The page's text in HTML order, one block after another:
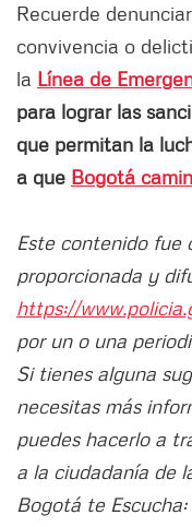
Recuerde
convivencia o
la Línea de
para lograr las
que permitan la
a que Bogotá
Este contenido fue
proporcionada y
https://
por un o una
Si tienes alguna
necesitas más
puedes hacerlo a
a la ciudadanía de
Bogotá te Escucha: